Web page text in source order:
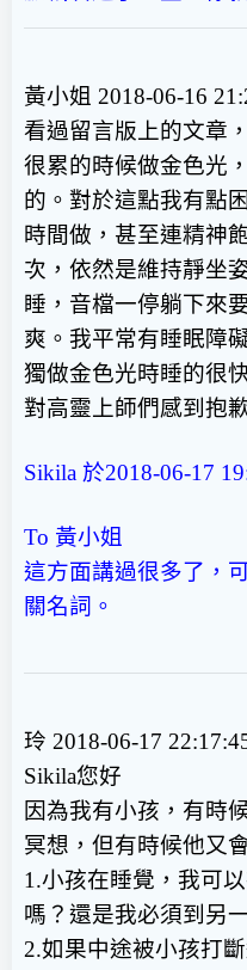
黃小姐 2018-06-16
看過留言版上的文章
很累的時候做金色光
的。對於這點我有點
時間做，甚至連精神
次，依然是維持靜坐
睡，音檔一停躺下來
爽。我平常有睡眠障
獨做金色光時睡的很
對高靈上師們感到抱
Sikila 於2018-06-17
To 黃小姐
這方面講過很多了，
關名詞。
玲 2018-06-17
Sikila您好
因為我有小孩，有時
冥想，但有時候他又
1.小孩在睡覺，我可
嗎？還是我必須到另
2.如果中途被小孩打